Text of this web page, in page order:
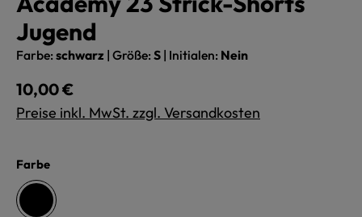
Jugend
Farbe: schwarz | Größe: S | Initialen: Nein
Regulärer Preis:
10,00 €
Preise inkl. MwSt. zzgl. Versandkosten
Farbeauswählen
schwarz